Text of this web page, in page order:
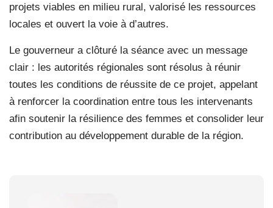
projets viables en milieu rural, valorisé les ressources
locales et ouvert la voie à d’autres.
Le gouverneur a clôturé la séance avec un message
clair : les autorités régionales sont résolus à réunir
toutes les conditions de réussite de ce projet, appelant
à renforcer la coordination entre tous les intervenants
afin soutenir la résilience des femmes et consolider leur
contribution au développement durable de la région.